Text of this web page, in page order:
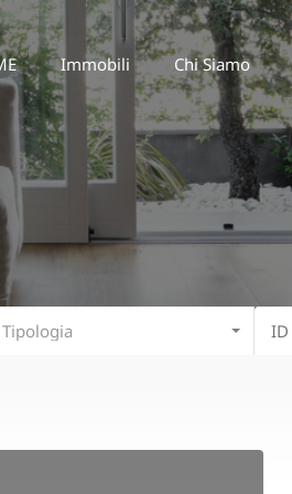
HOME Immobili Chi Siamo
Immobili Chi Siamo
Tipologia